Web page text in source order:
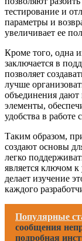
тестирование и
параметры и
увеличивает ее
Кроме того, одна
заключается в
позволяет
лучше
объединения дают
элементы,
удобства в работе
Таким образом,
создают основы
легко
является ключом
делает изучение
каждого
Популярные
сообщения
подробная